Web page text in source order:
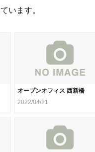
います。
オープンオフィス 西新橋
2022/04/21